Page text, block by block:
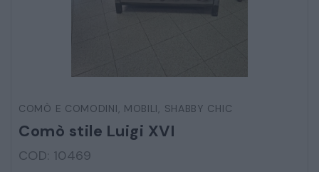
COMÒ E COMODINI, MOBILI, SHABBY CHIC
Comò stile Luigi XVI
COD: 10469